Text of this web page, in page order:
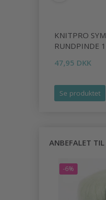
KNITPRO
RUNDPINDE
47,95 DKK
Se produktet
ANBEFALET
-6%